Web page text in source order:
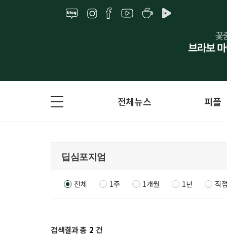
전체뉴스 피플
전체 1주 1개월 1년 직
검색결과 총 2 건